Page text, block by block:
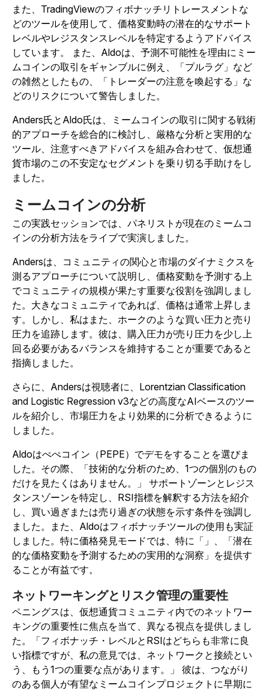
また、TradingViewのフィボナッチリトレースメントな
どのツールを使用して、価格変動時の潜在的なサポート
レベルやレジスタンスレベルを特定するようアドバイス
しています。
また、Aldoは、予測不可能性を理由にミー
ムコインの取引をギャンブルに例え、「プルラグ」など
の雑然としたもの、「トレーダーの注意を喚起する」な
どのリスクについて警告しました。
Anders氏とAldo氏は、ミームコインの取引に関する戦術
的アプローチを総合的に検討し、厳格な分析と実用的な
ツール、注意すべきアドバイスを組み合わせて、仮想通
貨市場のこの不安定なセグメントを乗り切る手助けをし
ました。
ミームコインの分析
この実践セッションでは、パネリストが現在のミームコ
インの分析方法をライブで実演しました。
Andersは、コミュニティの関心と市場のダイナミクスを
測るアプローチについて説明し、価格変動を予測する上
でコミュニティの規模が果たす重要な役割を強調しまし
た。大きなコミュニティであれば、価格は通常上昇しま
す。しかし、私はまた、ホークのような買い圧力と売り
圧力を追跡します。彼は、購入圧力が売り圧力を少し上
回る必要があるバランスを維持することが重要であると
指摘しました。
さらに、Andersは視聴者に、Lorentzian Classification
and Logistic Regression v3などの高度なAIベースのツー
ルを紹介し、市場圧力をより効果的に分析できるように
しました。
Aldoはぺぺコイン（PEPE）でデモをすることを選びま
した。その際、「技術的な分析のため、1つの個別のもの
だけを見たくはありません。
」 サポートゾーンとレジス
タンスゾーンを特定し、RSI指標を解釈する方法を紹介
し、買い過ぎまたは売り過ぎの状態を示す条件を強調し
ました。
また、Aldoはフィボナッチツールの使用も実証
しました。特に価格発見モードでは、特に「」、「潜在
的な価格変動を予測するための実用的な洞察」を提供す
ることが有益です。
ネットワーキングとリスク管理の重要性
ペニングスは、仮想通貨コミュニティ内でのネットワー
キングの重要性に焦点を当て、異なる視点を提供しまし
た。「フィボナッチ・レベルとRSIはどちらも非常に良
い指標ですが、私の意見では、ネットワークと接続とい
う、もう1つの重要な点があります。」 彼は、つながり
のある個人が有望なミームコインプロジェクトに早期に